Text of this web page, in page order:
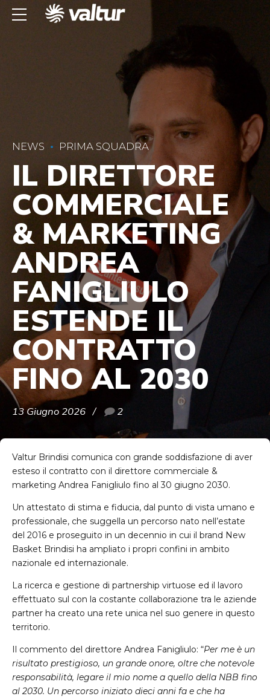
NEWS PRIMA SQUADRA
IL DIRETTORE
COMMERCIALE
& MARKETING
ANDREA
FANIGLIULO
ESTENDE IL
CONTRATTO
FINO AL 2030
13 Giugno 2026 2
Valtur Brindisi comunica con grande soddisfazione di aver
esteso il contratto con il direttore commerciale &
marketing Andrea Fanigliulo fino al 30 giugno 2030.
Un attestato di stima e fiducia, dal punto di vista umano e
professionale, che suggella un percorso nato nell’estate
del 2016 e proseguito in un decennio in cui il brand New
Basket Brindisi ha ampliato i propri confini in ambito
nazionale ed internazionale.
La ricerca e gestione di partnership virtuose ed il lavoro
effettuato sul con la costante collaborazione tra le aziende
partner ha creato una rete unica nel suo genere in questo
territorio.
Il commento del direttore Andrea Fanigliulo: “Per me è un
risultato prestigioso, un grande onore, oltre che notevole
responsabilità, legare il mio nome a quello della NBB fino
al 2030. Un percorso iniziato dieci anni fa e che ha